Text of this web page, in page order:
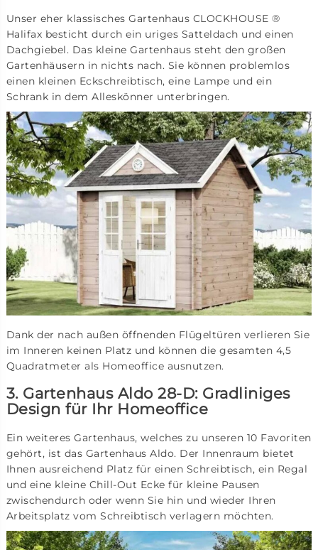
Unser eher klassisches Gartenhaus CLOCKHOUSE ®
Halifax besticht durch ein uriges Satteldach und einen
Dachgiebel. Das kleine Gartenhaus steht den großen
Gartenhäusern in nichts nach. Sie können problemlos
einen kleinen Eckschreibtisch, eine Lampe und ein
Schrank in dem Alleskönner unterbringen.
Dank der nach außen öffnenden Flügeltüren verlieren Sie
im Inneren keinen Platz und können die gesamten 4,5
Quadratmeter als Homeoffice ausnutzen.
3. Gartenhaus Aldo 28-D: Gradliniges
Design für Ihr Homeoffice
Ein weiteres Gartenhaus, welches zu unseren 10 Favoriten
gehört, ist das Gartenhaus Aldo. Der Innenraum bietet
Ihnen ausreichend Platz für einen Schreibtisch, ein Regal
und eine kleine Chill-Out Ecke für kleine Pausen
zwischendurch oder wenn Sie hin und wieder Ihren
Arbeitsplatz vom Schreibtisch verlagern möchten.